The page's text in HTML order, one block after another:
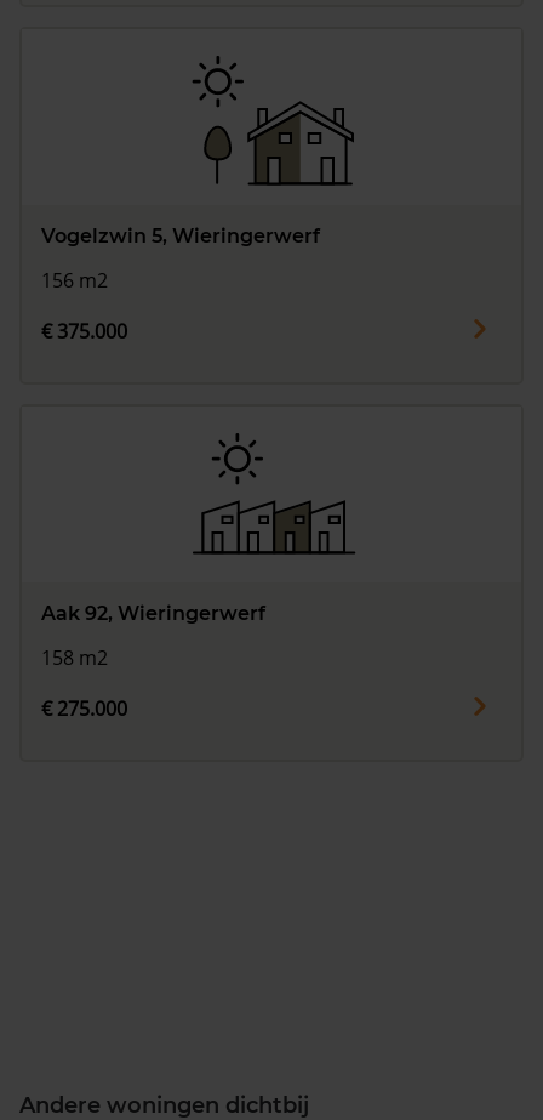
Vogelzwin 5, Wieringerwerf
156 m2
€ 375.000
Aak 92, Wieringerwerf
158 m2
€ 275.000
Andere woningen dichtbij